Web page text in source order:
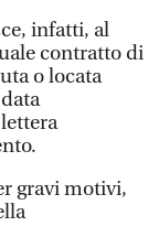
infatti, al
contratto di
o locata
gravi motivi,